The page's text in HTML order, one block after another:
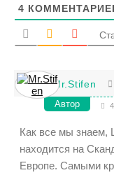
4
Mr.Stifen
Автор
Как все мы знаем,
находится на
Европе. Самыми